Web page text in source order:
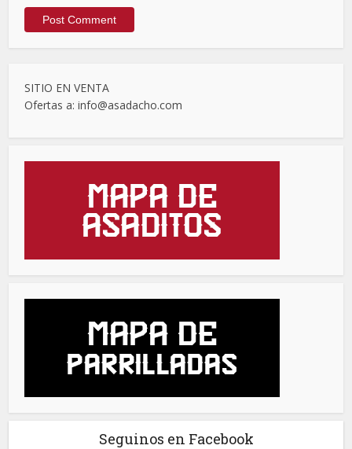
SITIO EN VENTA
Ofertas a: info@asadacho.com
Seguinos en Facebook